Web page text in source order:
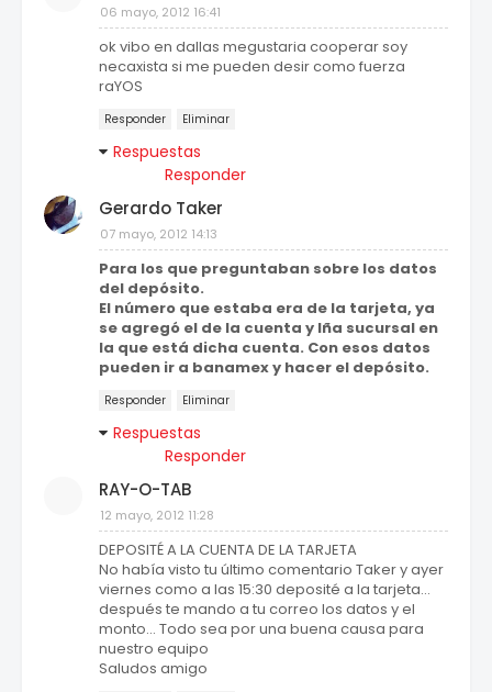
06 mayo, 2012 16:41
ok vibo en dallas megustaria cooperar soy
necaxista si me pueden desir como fuerza
raYOS
Responder Eliminar
Respuestas
Responder
Gerardo Taker
07 mayo, 2012 14:13
Para los que preguntaban sobre los datos
del depósito.
El número que estaba era de la tarjeta, ya
se agregó el de la cuenta y lña sucursal en
la que está dicha cuenta. Con esos datos
pueden ir a banamex y hacer el depósito.
Responder Eliminar
Respuestas
Responder
RAY-O-TAB
12 mayo, 2012 11:28
DEPOSITÉ A LA CUENTA DE LA TARJETA
No había visto tu último comentario Taker y ayer
viernes como a las 15:30 deposité a la tarjeta...
después te mando a tu correo los datos y el
monto... Todo sea por una buena causa para
nuestro equipo
Saludos amigo